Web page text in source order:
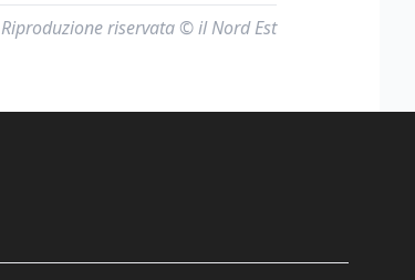
Riproduzione riservata © il Nord Est